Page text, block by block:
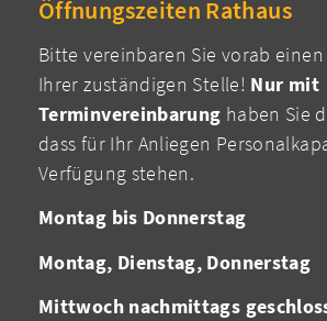
Öffnungszeiten Rathaus
Bitte vereinbaren Sie vorab
Ihrer zuständigen Stelle! Nur mit
Terminvereinbarung haben Sie
dass für Ihr Anliegen
Verfügung stehen.
Montag bis Donnerstag
Montag, Dienstag, Donnerstag
Mittwoch nachmittags